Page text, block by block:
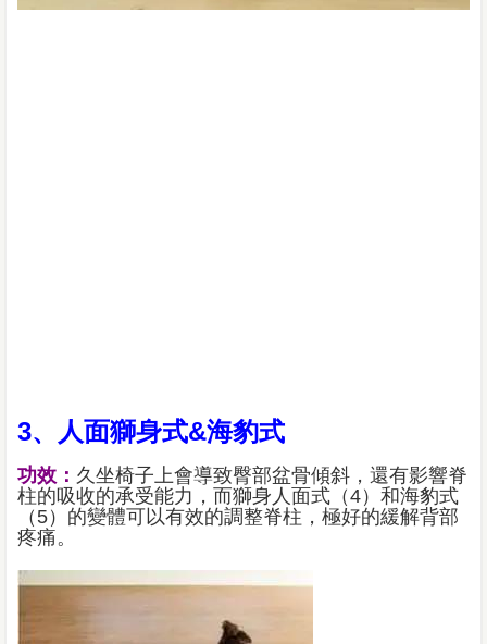
3、人面獅身式&海豹式
功效： 久坐椅子上會導致臀部盆骨傾斜，還有影響脊
柱的吸收的承受能力，而獅身人面式（4）和海豹式
（5）的變體可以有效的調整脊柱，極好的緩解背部
疼痛。